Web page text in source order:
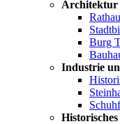
Architektur
Burg
Industrie
Historisches